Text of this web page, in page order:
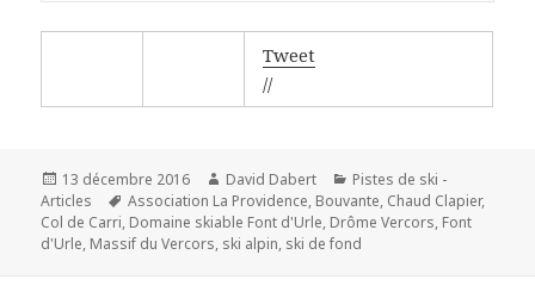
Tweet
//
Publié
le
13 décembre 2016 Auteur
David Dabert Catégories
Pistes de ski -
Articles
Mots-
clés
Association La Providence, Bouvante, Chaud Clapier,
Col de Carri, Domaine skiable Font d'Urle, Drôme Vercors, Font
d'Urle, Massif du Vercors, ski alpin, ski de fond